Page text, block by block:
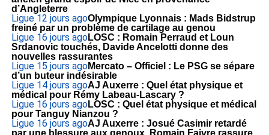
d’Angleterre
Ligue 12 jours agoOlympique Lyonnais : Mads Bidstrup
freiné par un problème de cartilage au genou
Ligue 16 jours agoLOSC : Romain Perraud et Loun
Srdanovic touchés, Davide Ancelotti donne des
nouvelles rassurantes
Ligue 15 jours agoMercato – Officiel : Le PSG se sépare
d’un buteur indésirable
Ligue 14 jours agoAJ Auxerre : Quel état physique et
médical pour Rémy Labeau-Lascary ?
Ligue 16 jours agoLOSC : Quel état physique et médical
pour Tanguy Nianzou ?
Ligue 16 jours agoAJ Auxerre : Josué Casimir retardé
par une blessure aux genoux, Romain Faivre rassure